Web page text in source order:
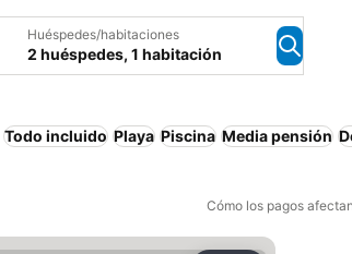
Huéspedes/habitaciones
2 huéspedes, 1 habitación
Todo incluido Playa Piscina Media pensión
Cómo los pagos